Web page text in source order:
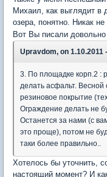
Михаил, как выглядит в
озера, понятно. Никак не
Вот Вы писали довольно
Upravdom, on 1.10.2011
3. По площадке корп.2 :
делать асфальт.
резиновое покрытие
Ограждение делать не
Останется за нами (с
это проще), потом не
таки более правильно..
Хотелось бы уточнить,
настоящий момент? И